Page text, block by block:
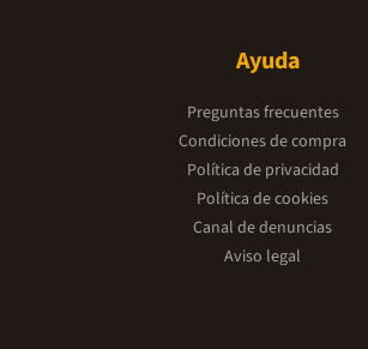
Ayuda
Preguntas frecuentes
Condiciones de compra
Política de privacidad
Política de cookies
Canal de denuncias
Aviso legal